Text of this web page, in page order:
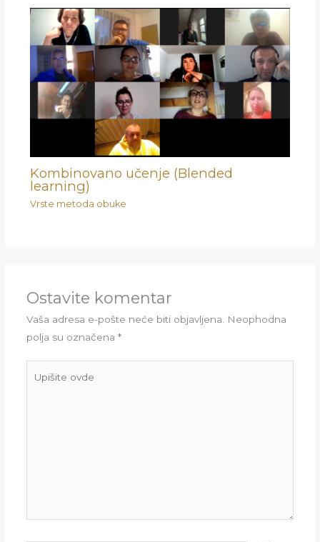
Kombinovano učenje (Blended
learning)
Vrste metoda obuke
Ostavite komentar
Vaša adresa e-pošte neće biti objavljena.
Neophodna
polja su označena *
ovde